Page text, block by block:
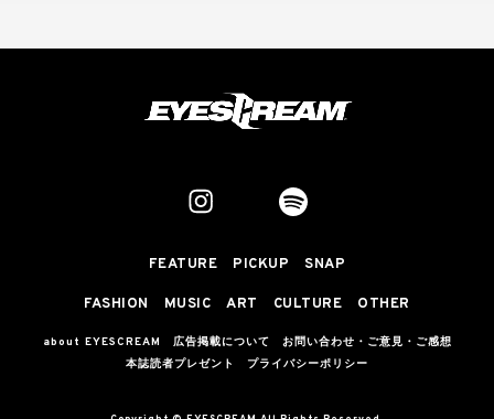
FEATURE PICKUP SNAP
FASHION MUSIC ART CULTURE OTHER
about EYESCREAM 広告掲載について
お問い合わせ・ご意見・ご感想
本誌読者プレゼント
プライバシーポリシー